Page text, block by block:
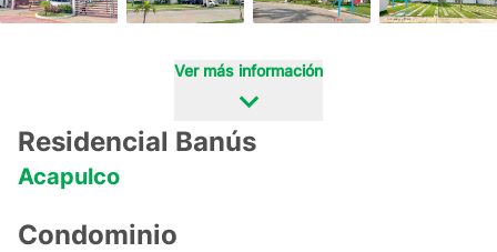
Ver más información
Residencial Banús
Acapulco
Condominio